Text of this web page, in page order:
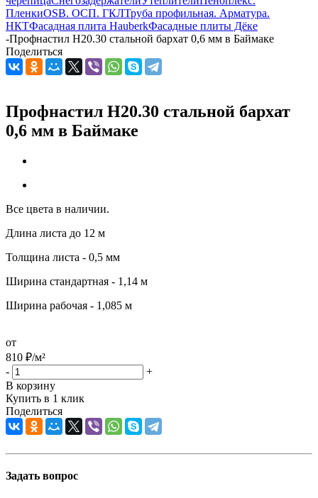
ПленкиOSB. ОСП. ГКЛТруба профильная. Арматура.
НКТФасадная плита HauberkФасадные плиты Дёке
-Профнастил Н20.30 стальной бархат 0,6 мм в Баймаке
Поделиться
Профнастил Н20.30 стальной бархат
0,6 мм в Баймаке
Все цвета в наличии.
Длина листа до 12 м
Толщина листа - 0,5 мм
Ширина стандартная - 1,14 м
Ширина рабочая - 1,085 м
от
810 ₽/м²
-
+
В корзину
Купить в 1 клик
Поделиться
Задать вопрос